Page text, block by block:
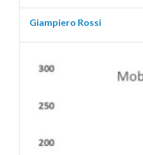
Giampiero Rossi